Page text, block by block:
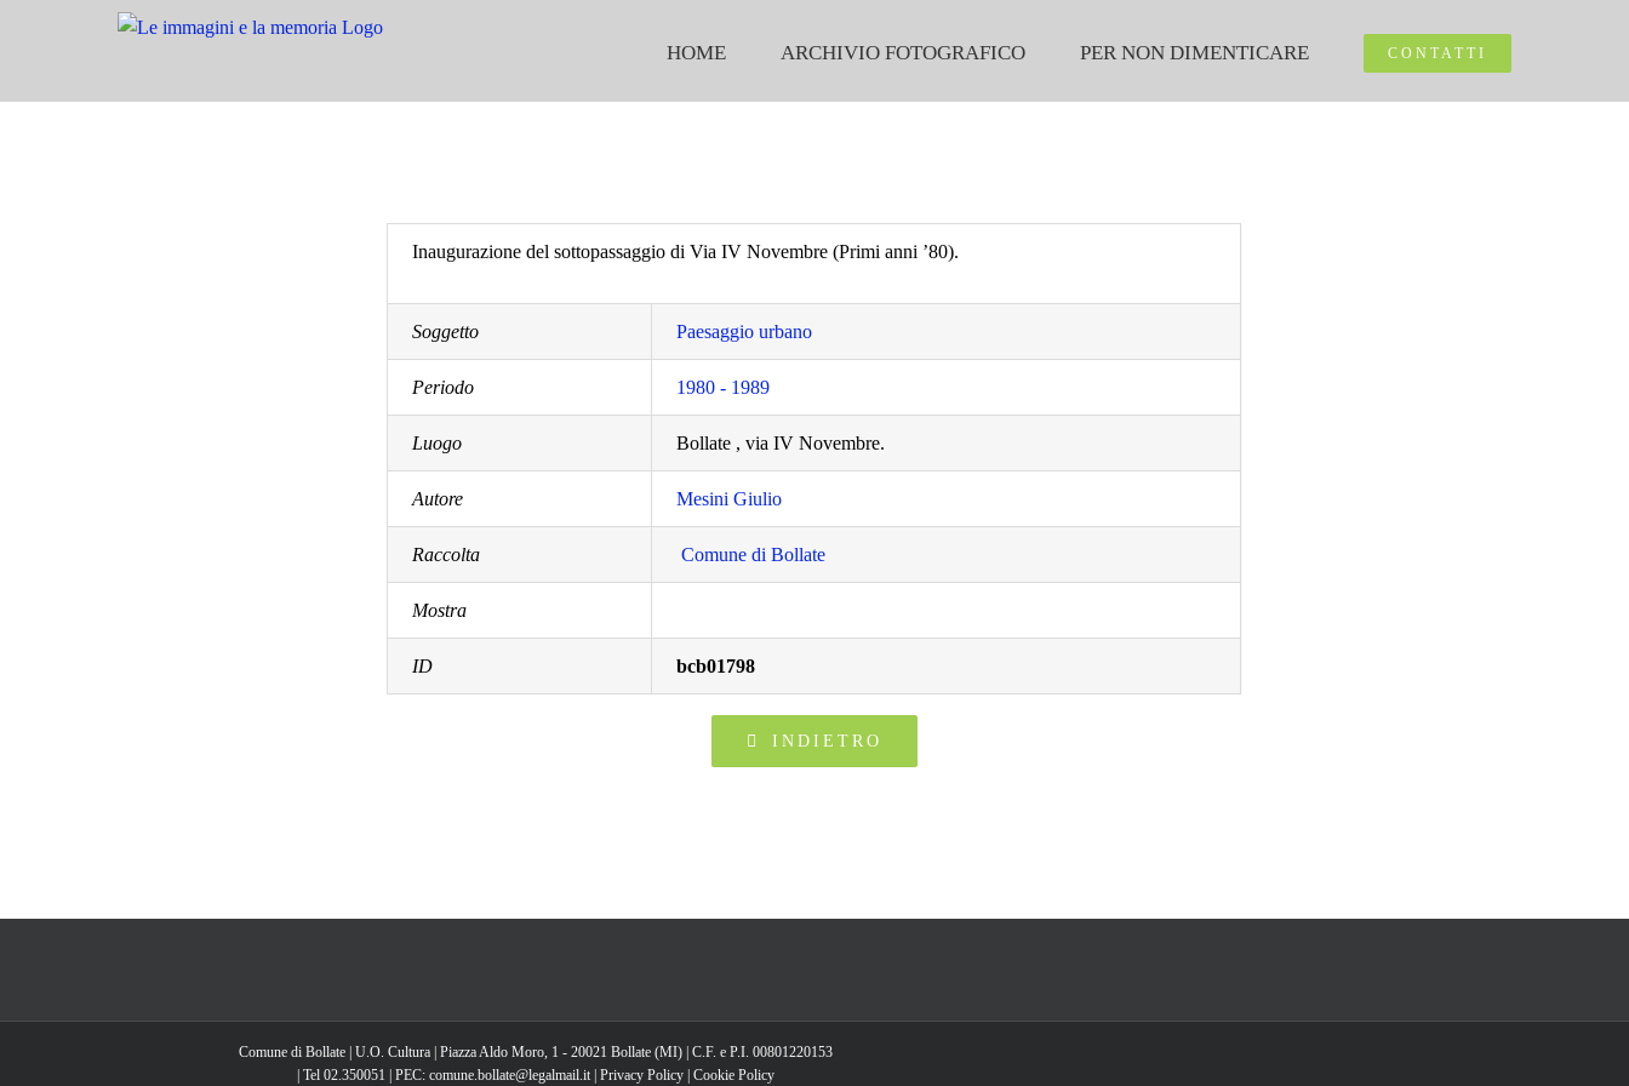
HOME ARCHIVIO FOTOGRAFICO PER NON DIMENTICARE CONTATTI
Inaugurazione del sottopassaggio di Via IV Novembre (Primi anni ’80).
Soggetto Paesaggio urbano
Periodo 1980 - 1989
Luogo Bollate , via IV Novembre.
Autore Mesini Giulio
Raccolta Comune di Bollate
Mostra
ID bcb01798
INDIETRO
Comune di Bollate | U.O. Cultura | Piazza Aldo Moro, 1 - 20021 Bollate (MI) | C.F. e P.I. 00801220153
| Tel 02.350051 | PEC: comune.bollate@legalmail.it | Privacy Policy Cookie Policy